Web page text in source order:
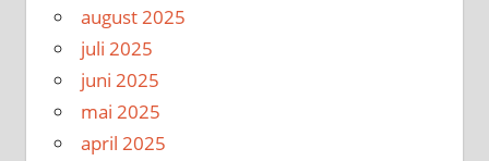
august 2025
juli 2025
juni 2025
mai 2025
april 2025